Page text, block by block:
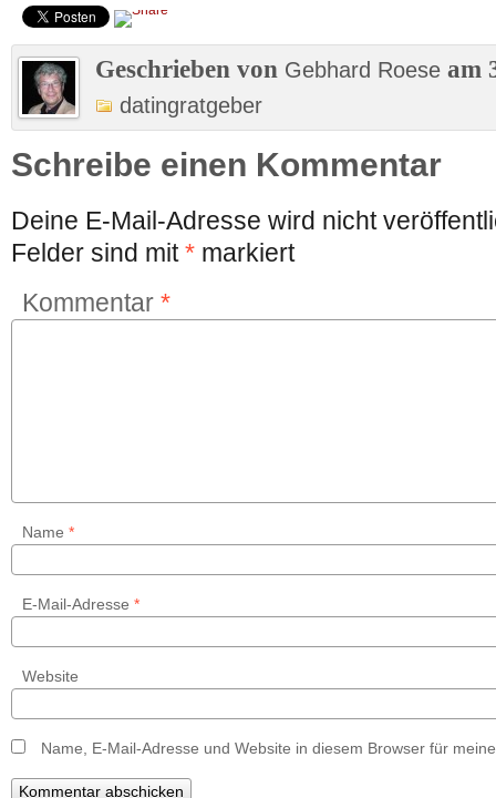
Geschrieben von Gebhard Roese am
datingratgeber
Schreibe einen Kommentar
Deine E-Mail-Adresse wird nicht
Felder sind mit* markiert
Kommentar *
Name *
E-Mail-Adresse *
Website
Name, E-Mail-Adresse und Website in diesem Browser für